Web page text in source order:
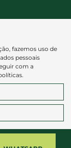
é a vida.
fazemos uso de
pessoais
com a